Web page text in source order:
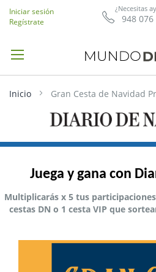
¿Necesitas
948 076
Iniciar sesión
Regístrate
Inicio Gran Cesta de Navidad
Juega y gana con
Multiplicarás x 5 tus
cestas DN o 1 cesta VIP que